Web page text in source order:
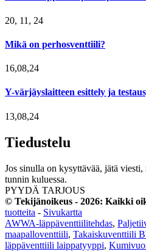
20, 11, 24
Mikä on perhosventtiili?
16,08,24
Y-värjäyslaitteen esittely ja
13,08,24
Tiedustelu
Jos sinulla on kysyttävää, jätä
tunnin kuluessa.
PYYDÄ TARJOUS
© Tekijänoikeus - 2026: Kaikki
tuotteita - Sivukartta
AWWA-läppäventtiilitehdas,
maapalloventtiili, Takaiskuventtiili
läppäventtiili laippatyyppi,